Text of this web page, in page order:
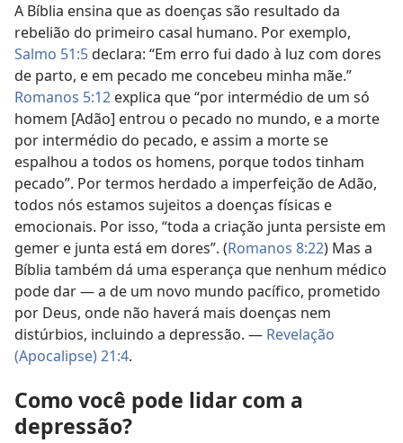
A Bíblia ensina que as doenças são resultado da
rebelião do primeiro casal humano. Por exemplo,
Salmo 51:5declara: “Em erro fui dado à luz com dores
de parto, e em pecado me concebeu minha mãe.”
Romanos 5:12 explica que “por intermédio de um só
homem [Adão] entrou o pecado no mundo, e a morte
por intermédio do pecado, e assim a morte se
espalhou a todos os homens, porque todos tinham
pecado”. Por termos herdado a imperfeição de Adão,
todos nós estamos sujeitos a doenças físicas e
emocionais. Por isso, “toda a criação junta persiste em
gemer e junta está em dores”. (Romanos 8:22) Mas a
Bíblia também dá uma esperança que nenhum médico
pode dar — a de um novo mundo pacífico, prometido
por Deus, onde não haverá mais doenças nem
distúrbios, incluindo a depressão. — Revelação
(Apocalipse) 21:4.
Como você pode lidar com a
depressão?